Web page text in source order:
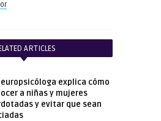
ARTICLES
explica cómo
a niñas y mujeres
y evitar que sean